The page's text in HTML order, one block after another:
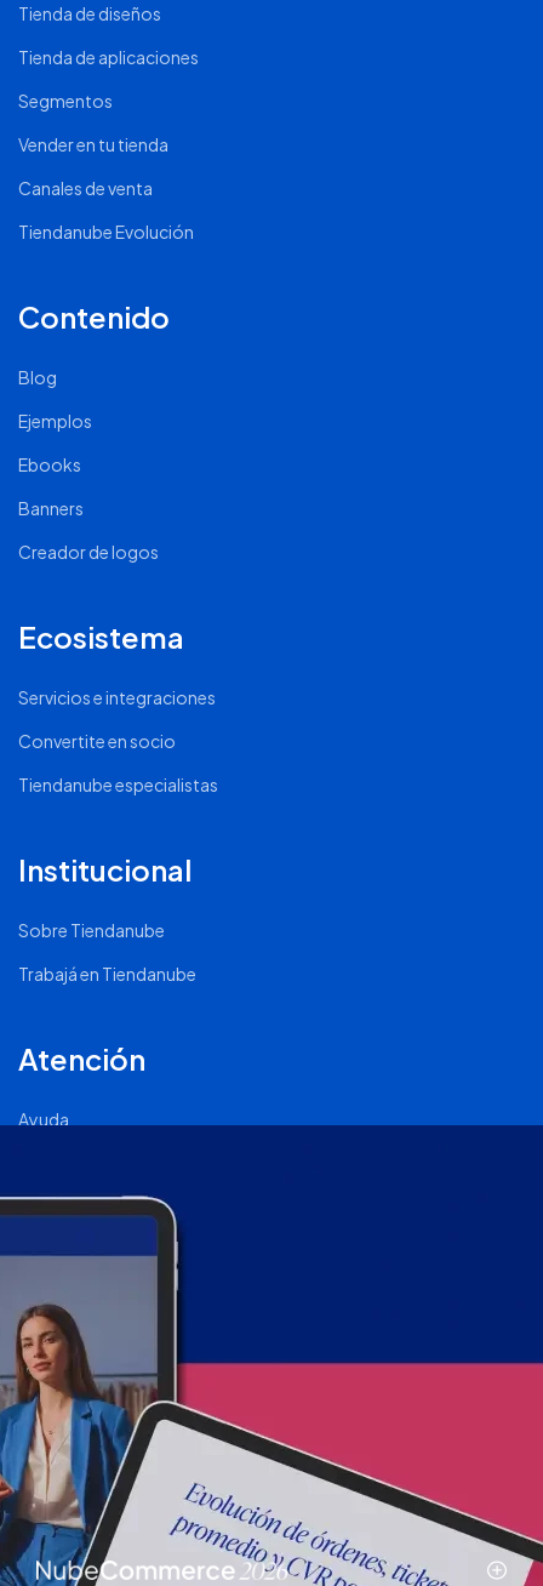
Tienda de diseños
Tienda de aplicaciones
Segmentos
Vender en tu tienda
Canales de venta
Tiendanube Evolución
Contenido
Blog
Ejemplos
Ebooks
Banners
Creador de logos
Ecosistema
Servicios e integraciones
Convertite en socio
Tiendanube especialistas
Institucional
Sobre Tiendanube
Trabajá en Tiendanube
Atención
Ayuda
Página de Status
2011 - 2026 © Tiendanube - Todos los derechos reservados.
Términos y condiciones.Políticas de privacidad
calidad